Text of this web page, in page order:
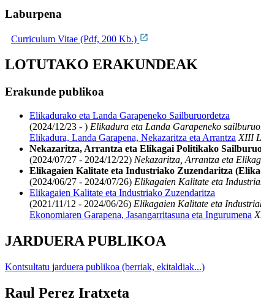
Laburpena
Curriculum Vitae (Pdf, 200 Kb.)
LOTUTAKO ERAKUNDEAK
Erakunde publikoa
Elikadurako eta Landa Garapeneko Sailburuordetza
(2024/12/23 - ) Elikadura eta Landa Garapeneko
Elikadura, Landa Garapena, Nekazaritza eta Arrantza XIII
Nekazaritza, Arrantza eta Elikagai Politikako
(2024/07/27 - 2024/12/22) Nekazaritza, Arrantza eta
Elikagaien Kalitate eta Industriako Zuzendaritza
(2024/06/27 - 2024/07/26) Elikagaien Kalitate eta
Elikagaien Kalitate eta Industriako Zuzendaritza
(2021/11/12 - 2024/06/26) Elikagaien Kalitate eta
Ekonomiaren Garapena, Jasangarritasuna eta Ingurumena
JARDUERA PUBLIKOA
Kontsultatu jarduera publikoa (berriak, ekitaldiak...)
Raul Perez Iratxeta